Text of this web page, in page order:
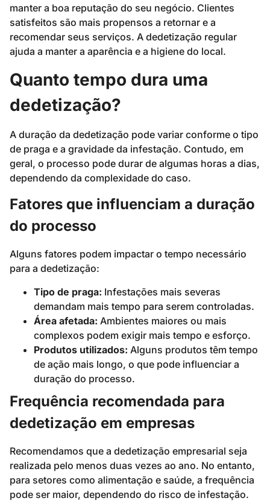
manter a boa reputação do seu negócio. Clientes
satisfeitos são mais propensos a retornar e a
recomendar seus serviços. A dedetização regular
ajuda a manter a aparência e a higiene do local.
Quanto tempo dura uma
dedetização?
A duração da dedetização pode variar conforme o tipo
de praga e a gravidade da infestação. Contudo, em
geral, o processo pode durar de algumas horas a dias,
dependendo da complexidade do caso.
Fatores que influenciam a duração
do processo
Alguns fatores podem impactar o tempo necessário
para a dedetização:
Tipo de praga: Infestações mais severas
demandam mais tempo para serem controladas.
Área afetada: Ambientes maiores ou mais
complexos podem exigir mais tempo e esforço.
Produtos utilizados: Alguns produtos têm tempo
de ação mais longo, o que pode influenciar a
duração do processo.
Frequência recomendada para
dedetização em empresas
Recomendamos que a dedetização empresarial seja
realizada pelo menos duas vezes ao ano. No entanto,
para setores como alimentação e saúde, a frequência
pode ser maior, dependendo do risco de infestação.